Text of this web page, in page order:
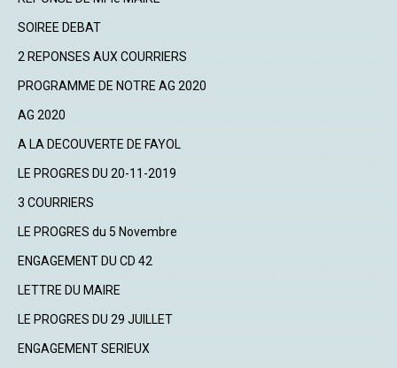
SOIREE DEBAT
2 REPONSES AUX COURRIERS
PROGRAMME DE NOTRE AG 2020
AG 2020
A LA DECOUVERTE DE FAYOL
LE PROGRES DU 20-11-2019
3 COURRIERS
LE PROGRES du 5 Novembre
ENGAGEMENT DU CD 42
LETTRE DU MAIRE
LE PROGRES DU 29 JUILLET
ENGAGEMENT SERIEUX